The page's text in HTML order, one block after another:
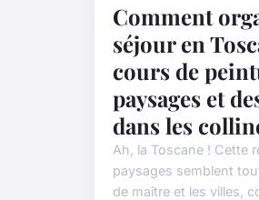
Comment
séjour en
cours de
paysages et
dans les
Ah, la Toscane ! Cette
paysages semblent
de maître et les villes,